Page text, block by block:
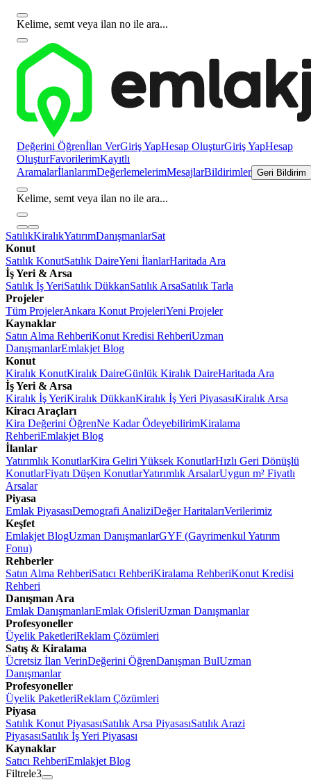
Kelime, semt veya ilan no ile ara...
Değerini Öğrenİlan VerGiriş YapHesap OluşturGiriş YapHesap
OluşturFavorilerimKayıtlı
AramalarİlanlarımDeğerlemelerimMesajlarBildirimler Geri Bildirim
Kelime, semt veya ilan no ile ara...
SatılıkKiralıkYatırımDanışmanlarSat
Konut
Satılık KonutSatılık DaireYeni İlanlarHaritada Ara
İş Yeri & Arsa
Satılık İş YeriSatılık DükkanSatılık ArsaSatılık Tarla
Projeler
Tüm ProjelerAnkara Konut ProjeleriYeni Projeler
Kaynaklar
Satın Alma RehberiKonut Kredisi RehberiUzman
DanışmanlarEmlakjet Blog
Konut
Kiralık KonutKiralık DaireGünlük Kiralık DaireHaritada Ara
İş Yeri & Arsa
Kiralık İş YeriKiralık DükkanKiralık İş Yeri PiyasasıKiralık Arsa
Kiracı Araçları
Kira Değerini ÖğrenNe Kadar ÖdeyebilirimKiralama
RehberiEmlakjet Blog
İlanlar
Yatırımlık KonutlarKira Geliri Yüksek KonutlarHızlı Geri Dönüşlü
KonutlarFiyatı Düşen KonutlarYatırımlık ArsalarUygun m² Fiyatlı
Arsalar
Piyasa
Emlak PiyasasıDemografi AnaliziDeğer HaritalarıVerilerimiz
Keşfet
Emlakjet BlogUzman DanışmanlarGYF (Gayrimenkul Yatırım
Fonu)
Rehberler
Satın Alma RehberiSatıcı RehberiKiralama RehberiKonut Kredisi
Rehberi
Danışman Ara
Emlak DanışmanlarıEmlak OfisleriUzman Danışmanlar
Profesyoneller
Üyelik PaketleriReklam Çözümleri
Satış & Kiralama
Ücretsiz İlan VerinDeğerini ÖğrenDanışman BulUzman
Danışmanlar
Profesyoneller
Üyelik PaketleriReklam Çözümleri
Piyasa
Satılık Konut PiyasasıSatılık Arsa PiyasasıSatılık Arazi
PiyasasıSatılık İş Yeri Piyasası
Kaynaklar
Satıcı RehberiEmlakjet Blog
Filtrele3